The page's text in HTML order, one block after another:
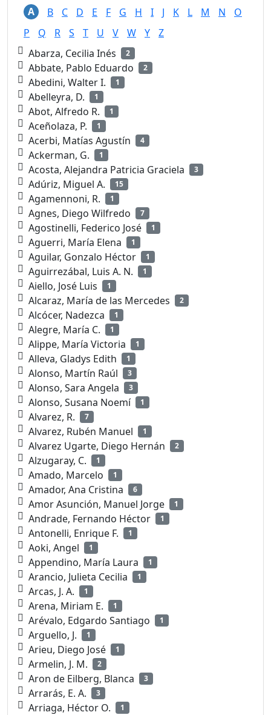
A B C D E F G H I J K L M N
O
P
Q R S T U V W Y
Z
Abarza, Cecilia Inés
2
Abbate, Pablo Eduardo 2
Abedini, Walter I. 1
Abelleyra, D. 1
Abot, Alfredo R. 1
Aceñolaza, P. 1
Acerbi, Matías Agustín 4
Ackerman, G. 1
Acosta, Alejandra Patricia Graciela 3
Adúriz, Miguel A. 15
Agamennoni, R. 1
Agnes, Diego Wilfredo 7
Agostinelli, Federico José 1
Aguerri, María Elena 1
Aguilar, Gonzalo Héctor 1
Aguirrezábal, Luis A. N. 1
Aiello, José Luis 1
Alcaraz, María de las Mercedes 2
Alcócer, Nadezca 1
Alegre, María C. 1
Alippe, María Victoria 1
Alleva, Gladys Edith 1
Alonso, Martín Raúl 3
Alonso, Sara Angela 3
Alonso, Susana Noemí 1
Alvarez, R. 7
Alvarez, Rubén Manuel 1
Alvarez Ugarte, Diego Hernán 2
Alzugaray, C. 1
Amado, Marcelo 1
Amador, Ana Cristina 6
Amor Asunción, Manuel Jorge 1
Andrade, Fernando Héctor 1
Antonelli, Enrique F. 1
Aoki, Angel 1
Appendino, María Laura 1
Arancio, Julieta Cecilia 1
Arcas, J. A. 1
Arena, Miriam E. 1
Arévalo, Edgardo Santiago 1
Arguello, J. 1
Arieu, Diego José 1
Armelin, J. M. 2
Aron de Eilberg, Blanca 3
Arrarás, E. A. 3
Arriaga, Héctor O. 1